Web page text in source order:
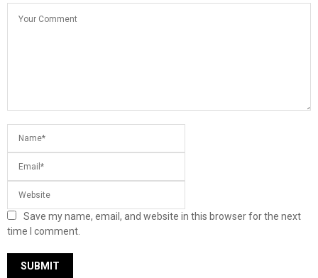
Save my name, email, and website in this browser for the next
time I comment.